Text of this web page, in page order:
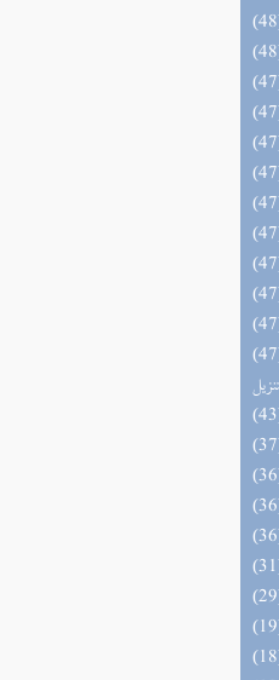
كتاب التفصيل الجامع